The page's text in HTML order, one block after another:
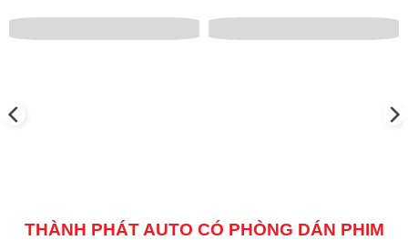
THÀNH PHÁT AUTO CÓ PHÒNG DÁN PHIM